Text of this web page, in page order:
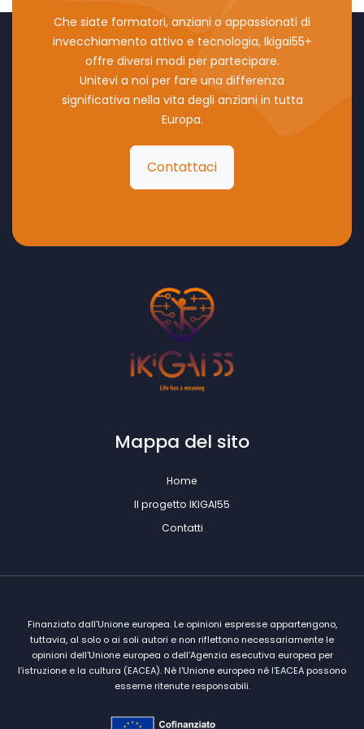
Che siate formatori, anziani o appassionati di
invecchiamento attivo e tecnologia, Ikigai55+
offre diversi modi per partecipare.
Unitevi a noi per fare una differenza
significativa nella vita degli anziani in tutta
Europa.
Contattaci
Mappa del sito
Home
Il progetto IKIGAI55
Contatti
Finanziato dall'Unione europea. Le opinioni espresse appartengono,
tuttavia, al solo o ai soli autori e non riflettono necessariamente le
opinioni dell'Unione europea o dell’Agenzia esecutiva europea per
l’istruzione e la cultura (EACEA). Né l'Unione europea né l'EACEA possono
esserne ritenute responsabili.